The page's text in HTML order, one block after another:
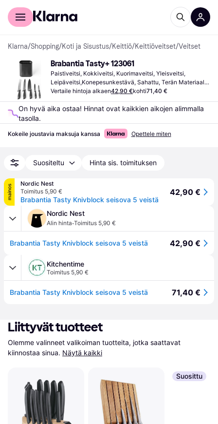
Kuluttajille
Klarna/Shopping/Koti ja Sisustus/Keittiö/Keittiöveitset/Veitset
Brabantia Tasty+ 123061
Paistiveitsi, Kokkiveitsi, Kuorimaveitsi, Yleisveitsi,
Leipäveitsi,Konepesunkestävä, Sahattu, Terän Materiaali:
Ruostumaton teräs, Materiaali Varsi: Muovi
Vertaile hintoja alkaen42,90 €kohti71,40 €
On hyvä aika ostaa! Hinnat ovat kaikkien aikojen alimmalla
tasolla.
Kokeile joustavia maksuja kanssa Opettele miten
Suositeltu Hinta sis. toimituksen
mainos
Nordic Nest
Toimitus 5,90 €
Brabantia Tasty Knivblock seisova 5 veistä
42,90 €
Nordic Nest
Alin hinta·Toimitus 5,90 €
Brabantia Tasty Knivblock seisova 5 veistä 42,90 €
Kitchentime
Toimitus 5,90 €
Brabantia Tasty Knivblock seisova 5 veistä 71,40 €
Liittyvät tuotteet
Olemme valinneet valikoiman tuotteita, jotka saattavat
kiinnostaa sinua. Näytä kaikki
Suosittu